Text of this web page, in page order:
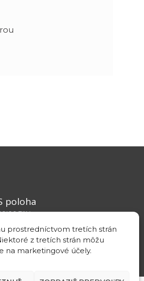
prostredníctvom tretích strán
z tretích strán môžu
na marketingové účely.
poloha